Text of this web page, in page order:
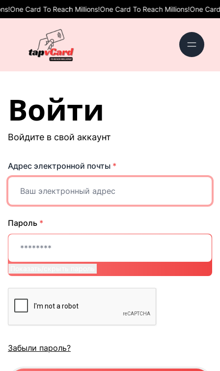
One Card To Reach Millions!One Card To Reach Millions!One Card
Войти
Войдите в свой аккаунт
Адрес электронной почты *
Пароль *
Забыли пароль?